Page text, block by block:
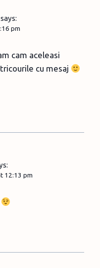
says:
pm
cam aceleasi
cu mesaj
12:13 pm